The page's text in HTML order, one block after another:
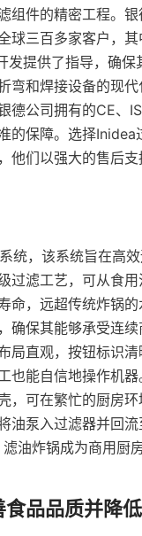
组件的精密工程。
球三百多家客户，
提供了指导，确
弯和焊接设备的现
德公司拥有的CE、
的保障。选择
他们以强大的售后
统，该系统旨在高
过滤工艺，可从食
，远超传统炸锅的
确保其能够承受连
局直观，按钮标识
也能自信地操作机
，可在繁忙的厨房
油泵入过滤器并回
油炸锅成为商用厨